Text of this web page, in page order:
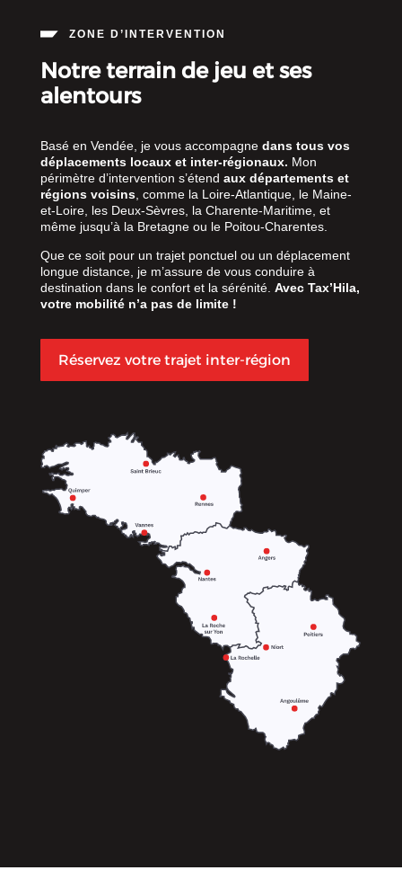
ZONE D’INTERVENTION
Notre terrain de jeu et ses
alentours
Basé en Vendée, je vous accompagnedans tous vos
déplacements locaux et inter-régionaux. Mon
périmètre d’intervention s’étend aux départements et
régions voisins, comme la Loire-Atlantique, le Maine-
et-Loire, les Deux-Sèvres, la Charente-Maritime, et
même jusqu’à la Bretagne ou le Poitou-Charentes.
Que ce soit pour un trajet ponctuel ou un déplacement
longue distance, je m’assure de vous conduire à
destination dans le confort et la sérénité. Avec Tax’Hila,
votre mobilité n’a pas de limite !
Réservez votre trajet inter-région